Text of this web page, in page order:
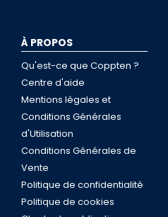
À PROPOS
Qu'est-ce que Coppten ?
Centre d'aide
Mentions légales et
Conditions Générales
d'Utilisation
Conditions Générales de
Vente
Politique de confidentialité
Politique de cookies